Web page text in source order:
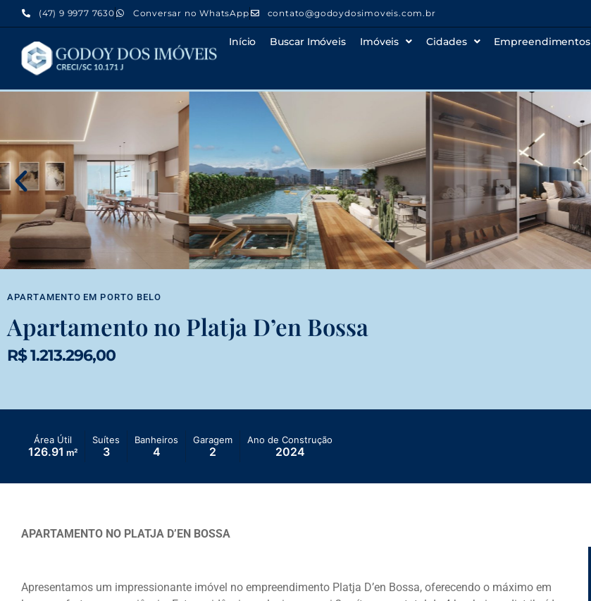
(47) 9 9977 7630 Conversar no WhatsApp contato@godoydosimoveis.com.br
Início Buscar Imóveis Imóveis Cidades Empreendimentos
APARTAMENTO EM PORTO BELO
Apartamento no Platja D’en Bossa
R$ 1.213.296,00
Área Útil
126.91 m²
Suítes
3
Banheiros
4
Garagem
2
Ano de Construção
2024
APARTAMENTO NO PLATJA D’EN BOSSA
Apresentamos um impressionante imóvel no empreendimento Platja D’en Bossa, oferecendo o máximo em